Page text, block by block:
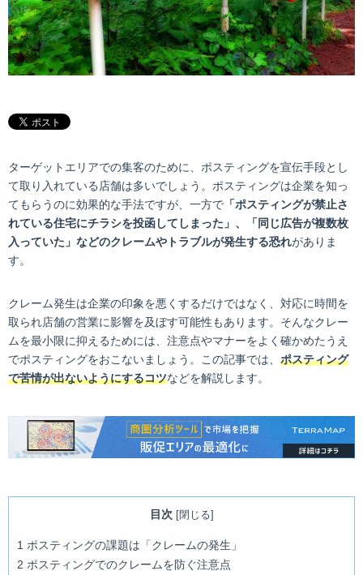
ターゲットエリアでの集客のために、ポスティングを宣伝手段とし
て取り入れている店舗は多いでしょう。ポスティングは企業を知っ
てもらうのに効果的な手法ですが、一方で 「ポスティングが禁止さ
れている住宅にチラシを投函してしまった」、「同じ広告が複数枚
入っていた」などのクレームやトラブルが発生する恐れがありま
す。
クレーム発生は企業の印象を悪くするだけではなく、対応に時間を
取られ店舗の営業に影響を及ぼす可能性もあります。そんなクレー
ムを最小限に抑えるためには、注意点やマナーをよく確かめたうえ
でポスティングをおこないましょう。この記事では、 ポスティング
で苦情が出ないようにするコツなどを解説します。
目次 閉じる
1 ポスティングの課題は「クレームの発生」
2 ポスティングでのクレームを防ぐ注意点